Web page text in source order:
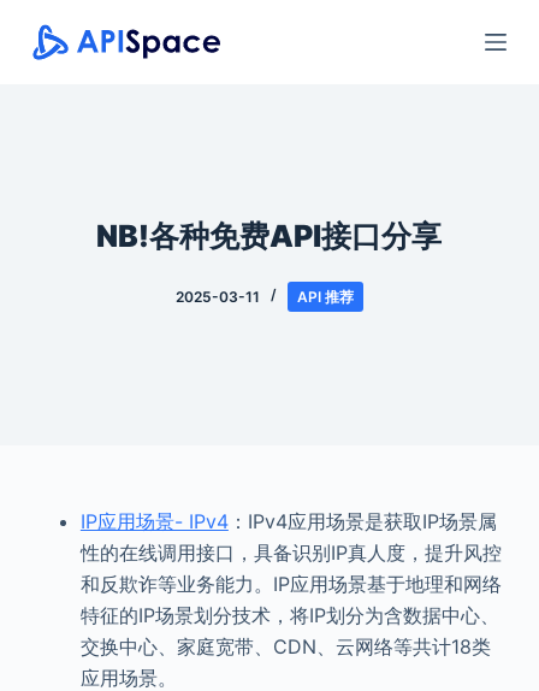
跳
过
NB!各种免费API接口分享
2025-03-11 API 推荐
IP应用场景- IPv4：IPv4应用场景是获取IP场景属
性的在线调用接口，具备识别IP真人度，提升风控
和反欺诈等业务能力。IP应用场景基于地理和网络
特征的IP场景划分技术，将IP划分为含数据中心、
交换中心、家庭宽带、CDN、云网络等共计18类
应用场景。